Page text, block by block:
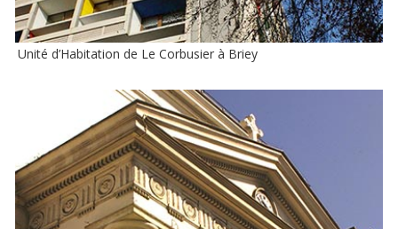
Unité d’Habitation de Le Corbusier à Briey